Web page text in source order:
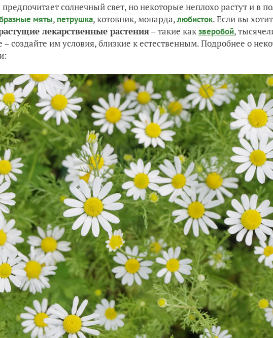
солнечный свет, но некоторые неплохо растут и в
мяты, петрушка, котовник, монарда,любисток. Если вы
лекарственные растения– такие какзверобой,
– создайте им условия, близкие к естественным. Подробнее о